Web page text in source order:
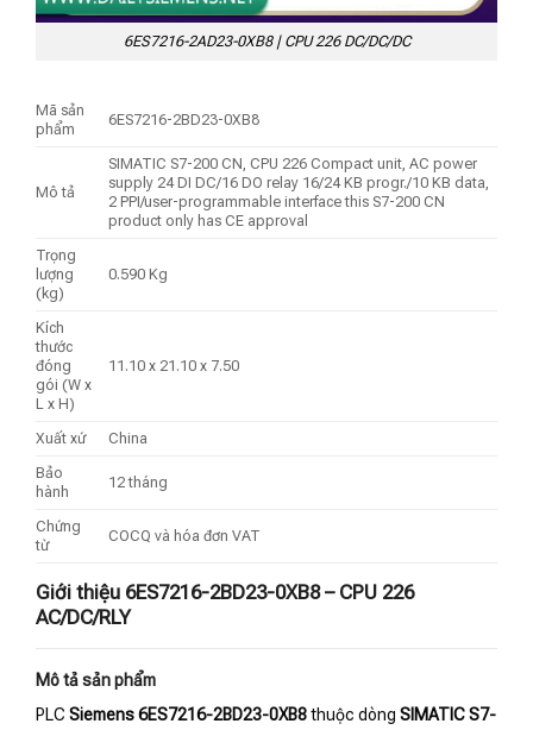
6ES7216-2AD23-0XB8 | CPU 226 DC/DC/DC
Mã sản
phẩm
6ES7216-2BD23-0XB8
Mô tả
SIMATIC S7-200 CN, CPU 226 Compact unit, AC power
supply 24 DI DC/16 DO relay 16/24 KB progr./10 KB data,
2 PPI/user-programmable interface this S7-200 CN
product only has CE approval
Trọng
lượng
(kg)
0.590 Kg
Kích
thước
đóng
gói (W x
L x H)
11.10 x 21.10 x 7.50
Xuất xứ
China
Bảo
hành
12 tháng
Chứng
từ
COCQ và hóa đơn VAT
Giới thiệu 6ES7216-2BD23-0XB8 – CPU 226
AC/DC/RLY
Mô tả sản phẩm
PLC Siemens 6ES7216-2BD23-0XB8thuộc dòng SIMATIC S7-